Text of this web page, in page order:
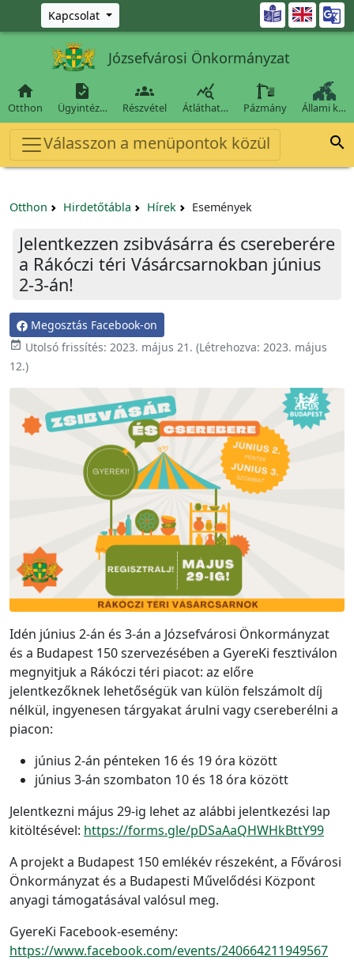
Ugrás a fő tartalomra
Kapcsolat 
Józsefvárosi Önkormányzat

Otthon

Ügyintéz…

Részvétel

Átláthat… Pázmány Állami k…
Válasszon a menüpontok közül 
Otthon Hirdetőtábla Hírek Események
Jelentkezzen zsibvásárra és csereberére
a Rákóczi téri Vásárcsarnokban június
2-3-án!
Megosztás Facebook-on
 Utolsó frissítés: 2023. május 21. (Létrehozva: 2023. május
12.)
Idén június 2-án és 3-án a Józsefvárosi Önkormányzat
és a Budapest 150 szervezésében a GyereKi fesztiválon
megnyitjuk a Rákóczi téri piacot: az előre
jelentkezőknek lehetőségük van külön felszámolt díj
nélkül, ingyenesen tárgyakat árulni vagy csereberélni a
piacon:
június 2-án pénteken 16 és 19 óra között
június 3-án szombaton 10 és 18 óra között
Jelentkezni május 29-ig lehet az alábbi jelentkezési lap
kitöltésével: https://forms.gle/pDSaAaQHWHkBttY99
A projekt a Budapest 150 emlékév részeként, a Fővárosi
Önkormányzat és a Budapesti Művelődési Központ
anyagi támogatásával valósul meg.
GyereKi Facebook-esemény:
https://www.facebook.com/events/240664211949567